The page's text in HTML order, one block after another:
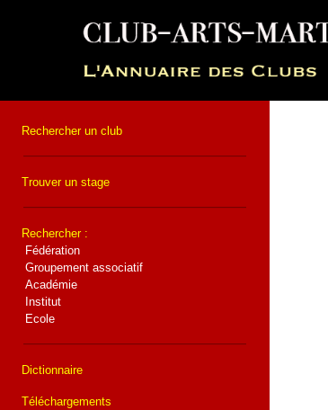
Rechercher un club
Trouver un stage
Rechercher :
Fédération
Groupement associatif
Académie
Institut
Ecole
Dictionnaire
Téléchargements